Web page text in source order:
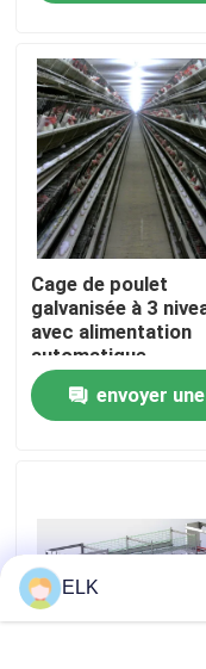
À propos de nous
Visite de l'usine
Contrôle de la
Nous contacter
Demandez un devis
Entrepôt de
Cage de poulet
galvanisée à 3
avec alimentation
automatique
envoyer une
ELK